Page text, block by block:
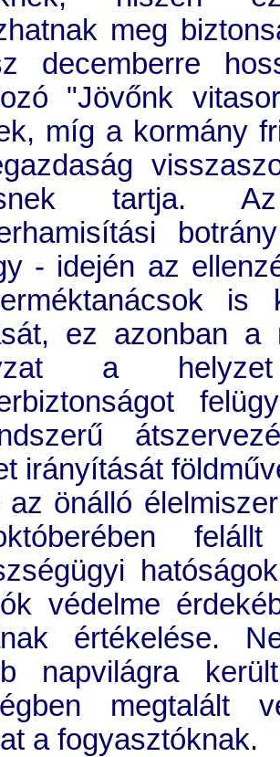
meg
decemberre
"Jövőnk
míg a kormány
tartja.
- idején az
is
ez azonban
a
irányítását
az önálló
védelme
értékelése.
napvilágra
megtalált
a fogyasztóknak.